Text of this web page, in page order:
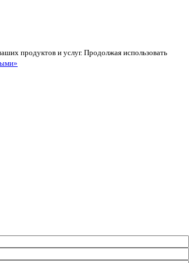
продуктов и услуг. Продолжая использовать